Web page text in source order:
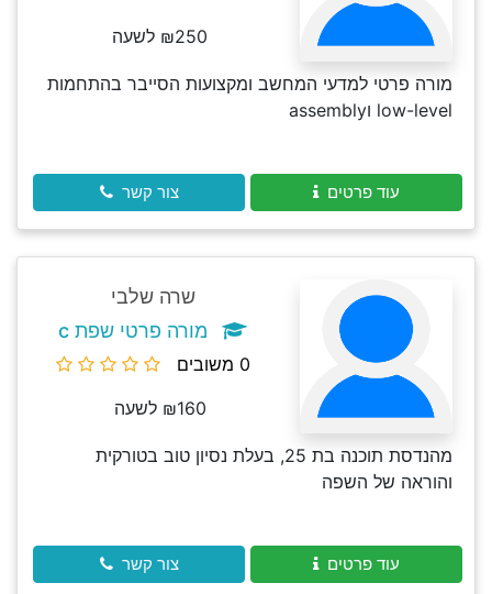
₪250 לשעה
מורה פרטי למדעי המחשב ומקצועות הסייבר בהתחמות
low-level וassembly
עוד פרטים צור קשר
שרה שלבי
מורה פרטי שפת c
0 משובים
₪160 לשעה
מהנדסת תוכנה בת 25, בעלת נסיון טוב בטורקית
והוראה של השפה
עוד פרטים צור קשר